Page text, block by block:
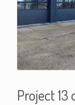
Project